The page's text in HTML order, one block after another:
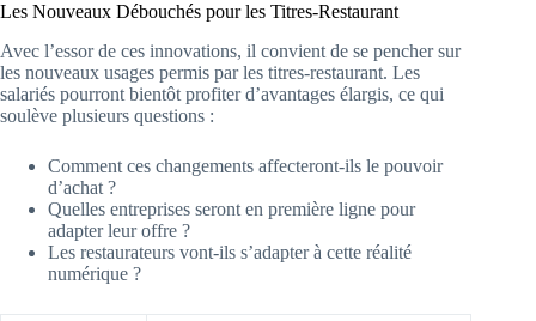
Les Nouveaux Débouchés pour les Titres-Restaurant
Avec l’essor de ces innovations, il convient de se pencher sur
les nouveaux usages permis par les titres-restaurant. Les
salariés pourront bientôt profiter d’avantages élargis, ce qui
soulève plusieurs questions :
Comment ces changements affecteront-ils le pouvoir
d’achat ?
Quelles entreprises seront en première ligne pour
adapter leur offre ?
Les restaurateurs vont-ils s’adapter à cette réalité
numérique ?